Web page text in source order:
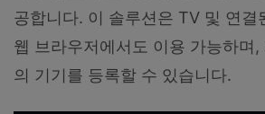
공합니다. 이 솔루션은 TV 및 연결
웹 브라우저에서도 이용 가능하며,
의 기기를 등록할 수 있습니다.